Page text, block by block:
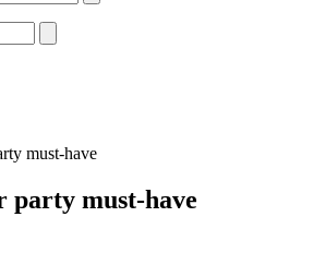
must-have
party must-have